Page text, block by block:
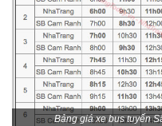
Bảng giá xe bus tuyến